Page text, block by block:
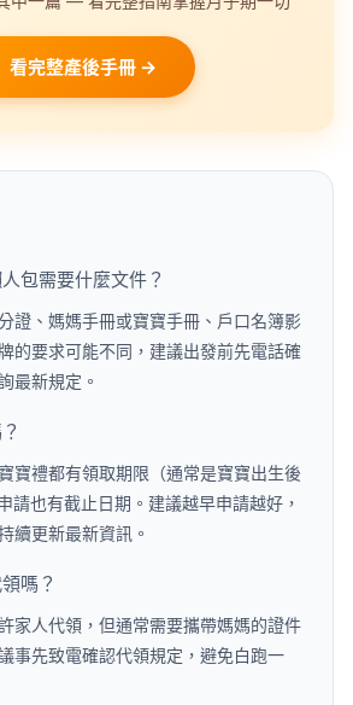
看完整產後手冊 →
包需要什麼文件？
證、媽媽手冊或寶寶手冊、戶口名簿影
的要求可能不同，建議出發前先電話確
最新規定。
寶禮都有領取期限（通常是寶寶出生後
請也有截止日期。建議越早申請越好，
續更新最新資訊。
嗎？
家人代領，但通常需要攜帶媽媽的證件
事先致電確認代領規定，避免白跑一